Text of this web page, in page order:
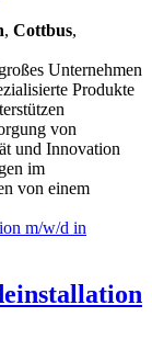
, Cottbus,
Unternehmen
Produkte
von
und Innovation
im
von einem